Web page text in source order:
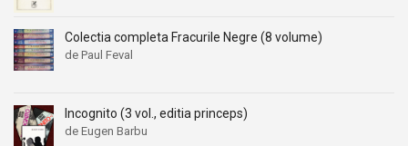
Alexandru Balaci
Alexandru Busuioceanu
Alexandru Elian
Alexandru Balaci
Alexandru Busuioceanu
Alexandru Elian
Colectia completa Fracurile Negre (8 volume)
de Paul Feval
Incognito (3 vol., editia princeps)
de Eugen Barbu